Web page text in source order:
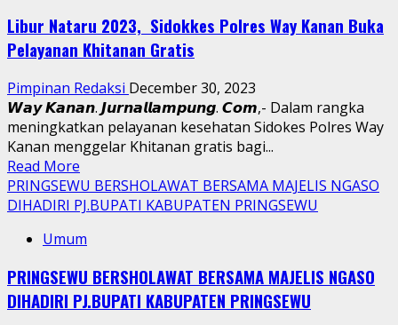
Gunung
Kidul
Badko
HMI
dan
Pihak
Numpang
Viral
Pembangunan
Gunung
Kidul
Libur Nataru 2023, Sidokkes Polres Way Kanan Buka
Pelayanan Khitanan Gratis
Pimpinan Redaksi December 30, 2023
𝙒𝙖𝙮 𝙆𝙖𝙣𝙖𝙣. 𝙅𝙪𝙧𝙣𝙖𝙡𝙡𝙖𝙢𝙥𝙪𝙣𝙜. 𝘾𝙤𝙢,- Dalam rangka
meningkatkan pelayanan kesehatan Sidokes Polres Way
Kanan menggelar Khitanan gratis bagi...
Read More
more
about
Nataru
Sidokkes
Polres
PRINGSEWU BERSHOLAWAT BERSAMA MAJELIS NGASO
DIHADIRI PJ.BUPATI KABUPATEN PRINGSEWU
Umum
PRINGSEWU BERSHOLAWAT BERSAMA MAJELIS NGASO
DIHADIRI PJ.BUPATI KABUPATEN PRINGSEWU